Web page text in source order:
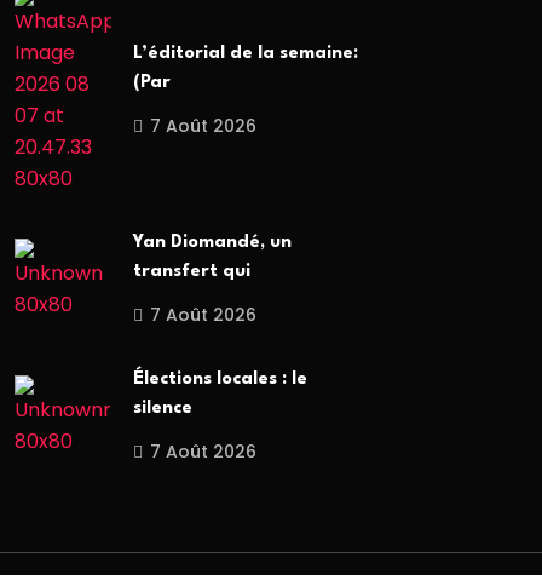
L’éditorial de la semaine:
(Par
7 Août 2026
Yan Diomandé, un
transfert qui
7 Août 2026
Élections locales : le
silence
7 Août 2026